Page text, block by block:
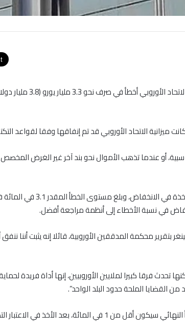
أعلنت محكمة المدققين الأوروبية يوم الخميس، أن الاتحاد
ميزانية الاتحاد الأوروبي قد تم إنفاقها وفقا لقواعد
أو عندما تذهب الأموال نحو بند آخر غير الغرض
وأشار المراجعون إلى أن نسبة تمويل أخطاء الصرف آخذة في
بتقرير محكمة المدققين الأوروبية، قائلا إنه يثبت أننا ننفق
تحدث فرقا كبيرا لملايين الأوروبيين، إنها أداة فريدة
القضايا الملحة حدود البلد الواحد”.
وقالت المحكمة في بيان إنها تقدر أن مستوى الخطأ النهائي سيكون أقل من 1 في المائة، بعد